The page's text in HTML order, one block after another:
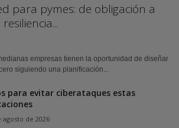
para pymes: de obligación a
empresas tienen la oportunidad de diseñar
siguiendo una planificación...
para evitar ciberataques estas
agosto de 2026